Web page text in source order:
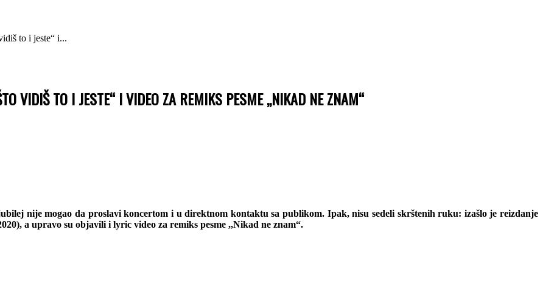
to i jeste“ i...
VIDIŠ TO I JESTE“ I VIDEO ZA REMIKS PESME ,,NIKAD NE ZNAM“
nije mogao da proslavi koncertom i u direktnom kontaktu sa publikom. Ipak, nisu sedeli skrštenih ruku: izašlo je reizdanje
a upravo su objavili i lyric video za remiks pesme ,,Nikad ne znam“.